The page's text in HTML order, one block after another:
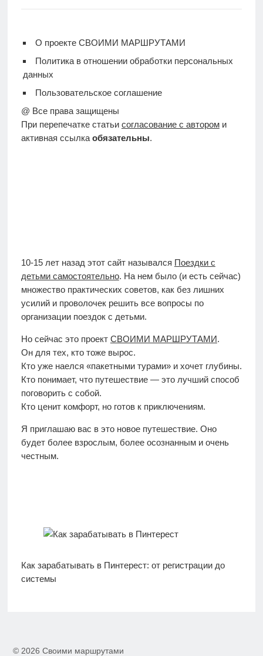
О проекте СВОИМИ МАРШРУТАМИ
Политика в отношении обработки персональных
данных
Пользовательское соглашение
@ Все права защищены
При перепечатке статьи согласование с автороми
активная ссылка обязательны.
10-15 лет назад этот сайт назывался Поездки с
детьми самостоятельно. На нем было (и есть сейчас)
множество практических советов, как без лишних
усилий и проволочек решить все вопросы по
организации поездок с детьми.
Но сейчас это проект СВОИМИ МАРШРУТАМИ.
Он для тех, кто тоже вырос.
Кто уже наелся «пакетными турами» и хочет глубины.
Кто понимает, что путешествие — это лучший способ
поговорить с собой.
Кто ценит комфорт, но готов к приключениям.
Я приглашаю вас в это новое путешествие. Оно
будет более взрослым, более осознанным и очень
честным.
Как зарабатывать в Пинтерест: от регистрации до
системы
© 2026 Своими маршрутами